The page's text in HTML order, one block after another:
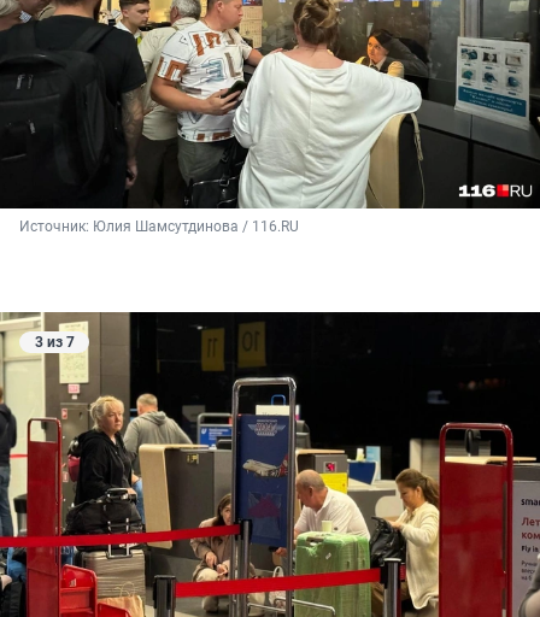
Источник: Юлия Шамсутдинова / 116.RU
3 из 7